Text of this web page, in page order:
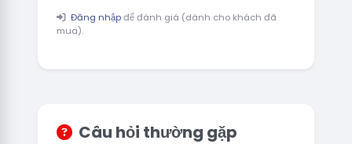
Đăng nhậpđể đánh giá (dành cho khách đã
mua).
Câu hỏi thường gặp